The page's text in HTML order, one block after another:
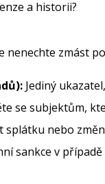
a historii?
nenechte zmást
Jediný
se subjektům,
splátku nebo
sankce v